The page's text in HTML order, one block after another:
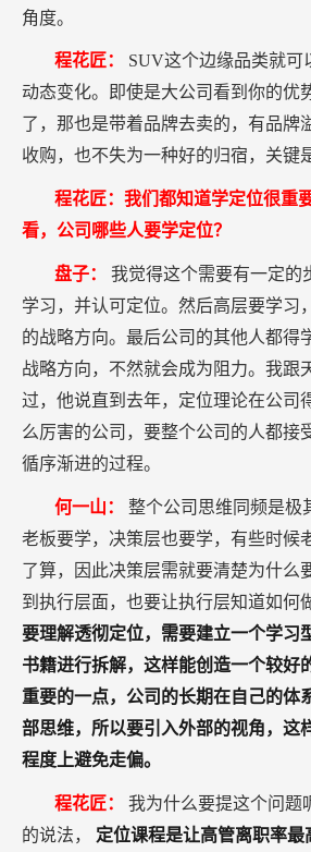
角度。
程花匠： SUV这个边缘品类就可
动态变化。即使是大公司看到你的优
了，那也是带着品牌去卖的，有品牌
收购，也不失为一种好的归宿，关键
程花匠：我们都知道学定位很重
看，公司哪些人要学定位？
盘子： 我觉得这个需要有一定的
学习，并认可定位。然后高层要学习
的战略方向。最后公司的其他人都得
战略方向，不然就会成为阻力。我跟
过，他说直到去年，定位理论在公司
么厉害的公司，要整个公司的人都接
循序渐进的过程。
何一山： 整个公司思维同频是极
老板要学，决策层也要学，有些时候
了算，因此决策层需就要清楚为什么
到执行层面，也要让执行层知道如何
要理解透彻定位，需要建立一个学习
书籍进行拆解，这样能创造一个较好
重要的一点，公司的长期在自己的体
部思维，所以要引入外部的视角，这
程度上避免走偏。
程花匠： 我为什么要提这个问题
的说法， 定位课程是让高管离职率最